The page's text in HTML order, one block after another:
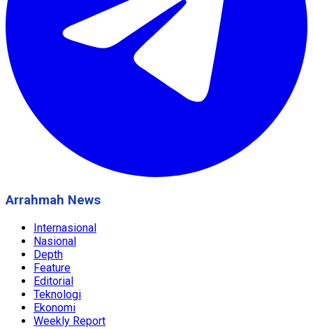
Arrahmah News
Internasional
Nasional
Depth
Feature
Editorial
Teknologi
Ekonomi
Weekly Report